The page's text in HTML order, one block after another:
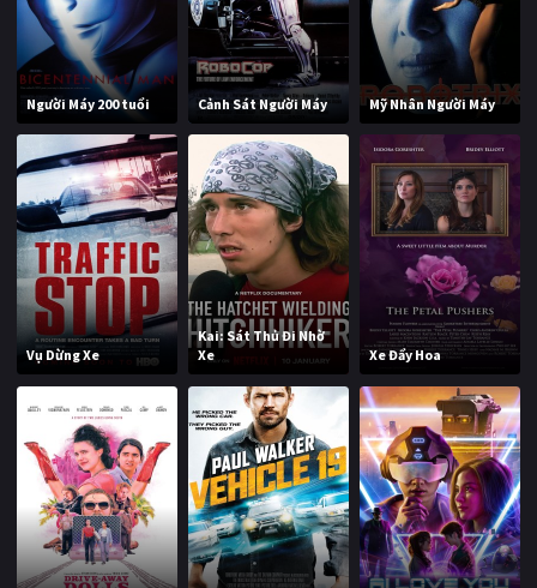
Người Máy 200 tuổi Cảnh Sát Người Máy Mỹ Nhân Người Máy
Vụ Dừng Xe
Kai: Sát Thủ Đi Nhờ
Xe
Xe Đẩy Hoa